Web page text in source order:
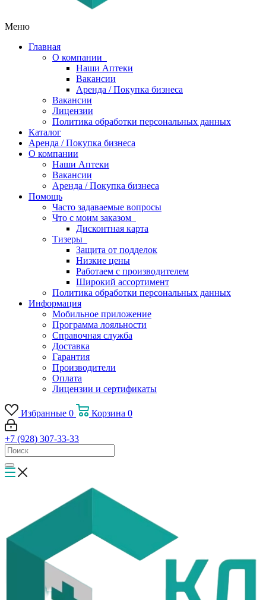
Меню
Главная
О компании
Наши Аптеки
Вакансии
Аренда / Покупка бизнеса
Вакансии
Лицензии
Политика обработки персональных данных
Каталог
Аренда / Покупка бизнеса
О компании
Наши Аптеки
Вакансии
Аренда / Покупка бизнеса
Помощь
Часто задаваемые вопросы
Что с моим заказом
Дисконтная карта
Тизеры
Защита от подделок
Низкие цены
Работаем с производителем
Широкий ассортимент
Политика обработки персональных данных
Информация
Мобильное приложение
Программа лояльности
Справочная служба
Доставка
Гарантия
Производители
Оплата
Лицензии и сертификаты
Избранные 0 Корзина 0
+7 (928) 307-33-33